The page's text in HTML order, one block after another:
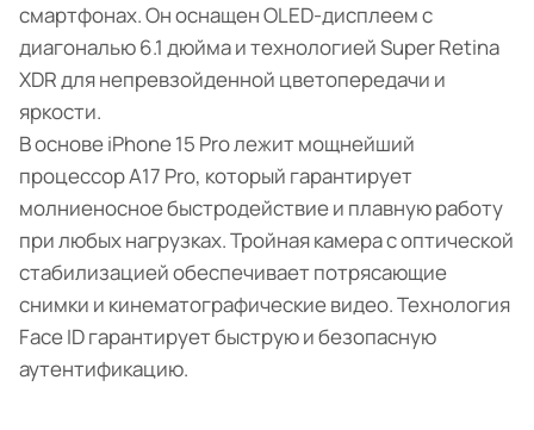
смартфонах. Он оснащен OLED-дисплеем с
диагональю 6.1 дюйма и технологией Super Retina
XDR для непревзойденной цветопередачи и
яркости.
В основе iPhone 15 Pro лежит мощнейший
процессор A17 Pro, который гарантирует
молниеносное быстродействие и плавную работу
при любых нагрузках. Тройная камера с оптической
стабилизацией обеспечивает потрясающие
снимки и кинематографические видео. Технология
Face ID гарантирует быструю и безопасную
аутентификацию.